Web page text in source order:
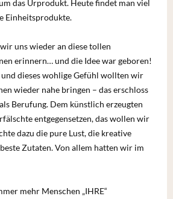
das Urprodukt. Heute findet man viel
Einheitsprodukte.
uns wieder an diese tollen
erinnern… und die Idee war geboren!
und dieses wohlige Gefühl wollten wir
wieder nahe bringen – das erschloss
Berufung. Dem künstlich erzeugten
entgegensetzen, das wollen wir
dazu die pure Lust, die kreative
Zutaten. Von allem hatten wir im
mehr Menschen „IHRE“